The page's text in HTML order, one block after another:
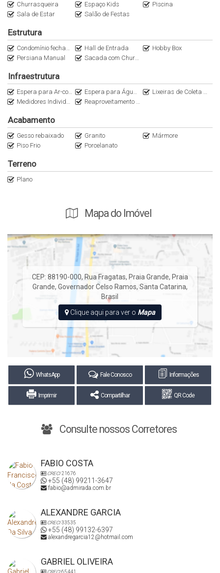
Churrasqueira Espaço Kids
Piscina
Sala de Estar
Salão de Festas
Estrutura
Condomínio fechado Hall de Entrada
Hobby Box
Persiana Manual
Sacada com Churrasqueira a Carvão
Infraestrutura
Espera para Ar-condicionado Split Espera para Água Quente
Lixeiras de Coleta Seletiva
Medidores Individuais
Reaproveitamento de água de chuva
Acabamento
Gesso rebaixado Granito
Mármore
Piso Frio
Porcelanato
Terreno
Plano
Mapa do Imóvel
CEP: 88190-000, Rua Fragatas, Praia Grande, Praia
Grande, Governador Celso Ramos, Santa Catarina,
Brasil
Clique aqui para ver o Mapa
WhatsApp Fale Conosco Informações
Imprimir Compartilhar QR Code
Consulte nossos Corretores
FABIO COSTA
CRECI21676
+55 (48) 99211-3647
fabio@admirada.com.br
ALEXANDRE GARCIA
CRECI33535
+55 (48) 99132-6397
alexandregarcia12@hotmail.com
GABRIEL OLIVEIRA